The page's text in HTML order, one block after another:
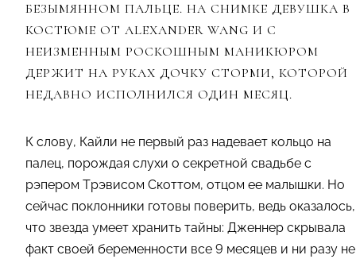
БЕЗЫМЯННОМ ПАЛЬЦЕ. НА СНИМКЕ ДЕВУШКА В
КОСТЮМЕ ОТ ALEXANDER WANG И С
НЕИЗМЕННЫМ РОСКОШНЫМ МАНИКЮРОМ
ДЕРЖИТ НА РУКАХ ДОЧКУ СТОРМИ, КОТОРОЙ
НЕДАВНО ИСПОЛНИЛСЯ ОДИН МЕСЯЦ.
К слову, Кайли не первый раз надевает кольцо на
палец, порождая слухи о секретной свадьбе с
рэпером Трэвисом Скоттом, отцом ее малышки. Но
сейчас поклонники готовы поверить, ведь оказалось,
что звезда умеет хранить тайны: Дженнер скрывала
факт своей беременности все 9 месяцев и ни разу не